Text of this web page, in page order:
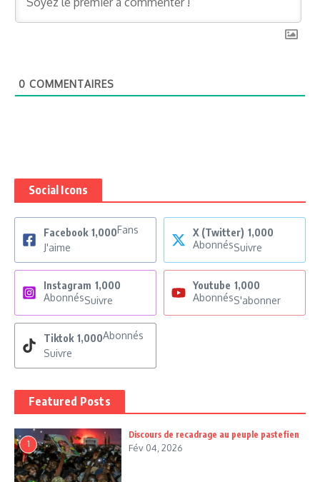
0 COMMENTAIRES
Social Icons
Facebook 1,000Fans
J'aime
X (Twitter) 1,000
AbonnésSuivre
Instagram 1,000
AbonnésSuivre
Youtube 1,000
AbonnésS'abonner
Tiktok 1,000Abonnés
Suivre
Featured Posts
1
Discours de recadrage au peuple pastefien
Fév 04, 2026